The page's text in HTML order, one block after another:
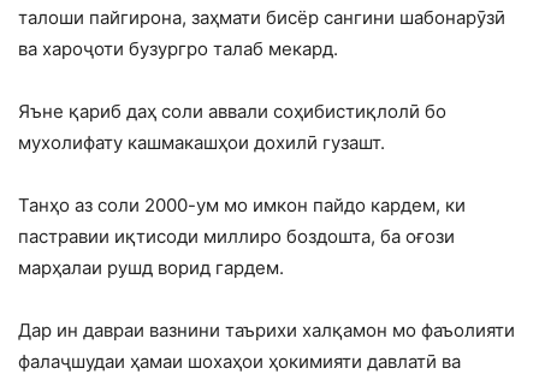
талоши пайгирона, заҳмати бисёр сангини шабонарӯзӣ
ва хароҷоти бузургро талаб мекард.
Яъне қариб даҳ соли аввали соҳибистиқлолӣ бо
мухолифату кашмакашҳои дохилӣ гузашт.
Танҳо аз соли 2000-ум мо имкон пайдо кардем, ки
пастравии иқтисоди миллиро боздошта, ба оғози
марҳалаи рушд ворид гардем.
Дар ин давраи вазнини таърихи халқамон мо фаъолияти
фалаҷшудаи ҳамаи шохаҳои ҳокимияти давлатӣ ва